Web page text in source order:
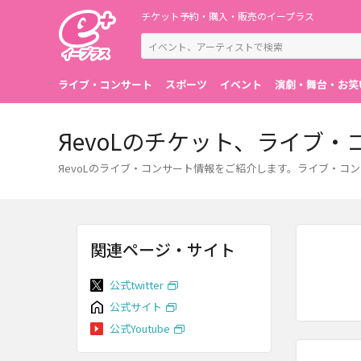
チケット予約・購入・販売のイープラス
ライブ・コンサート スポーツ イベント 演劇・舞台・お笑
ЯevoLのチケット、ライブ・
ЯevoLのライブ・コンサート情報をご紹介します。ライブ・コ
関連ページ・サイト
公式twitter
公式サイト
公式Youtube